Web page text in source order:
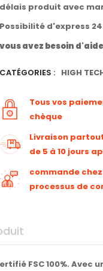
délais produit avec
Possibilité d'express
vous avez besoin
CATÉGORIES : HIGH
Tous vos
chèque
Livraison
de 5 à 10 jours
commande
processus de
FSC 100%. Avec